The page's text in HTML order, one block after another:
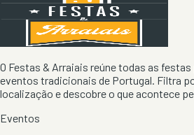
O Festas & Arraiais reúne todas as
eventos tradicionais de Portugal. Filtra
localização e descobre o que acontece
Eventos